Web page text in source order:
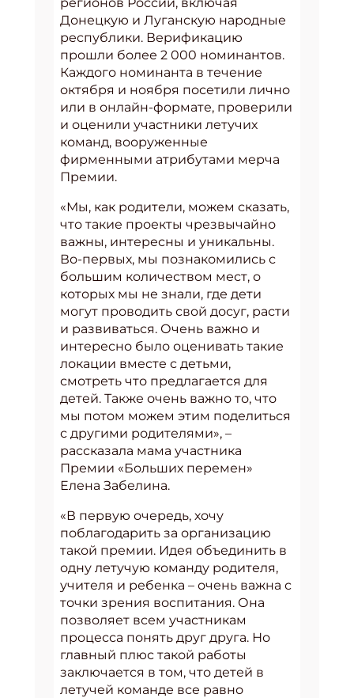
Донецкую и Луганскую народные
республики. Верификацию
прошли более 2 000 номинантов.
Каждого номинанта в течение
октября и ноября посетили лично
или в онлайн-формате, проверили
и оценили участники летучих
команд, вооруженные
фирменными атрибутами мерча
Премии.
«Мы, как родители, можем сказать,
что такие проекты чрезвычайно
важны, интересны и уникальны.
Во-первых, мы познакомились с
большим количеством мест, о
которых мы не знали, где дети
могут проводить свой досуг, расти
и развиваться. Очень важно и
интересно было оценивать такие
локации вместе с детьми,
смотреть что предлагается для
детей. Также очень важно то, что
мы потом можем этим поделиться
с другими родителями», –
рассказала мама участника
Премии «Больших перемен»
Елена Забелина.
«В первую очередь, хочу
поблагодарить за организацию
такой премии. Идея объединить в
одну летучую команду родителя,
учителя и ребенка – очень важна с
точки зрения воспитания. Она
позволяет всем участникам
процесса понять друг друга. Но
главный плюс такой работы
заключается в том, что детей в
летучей команде все равно